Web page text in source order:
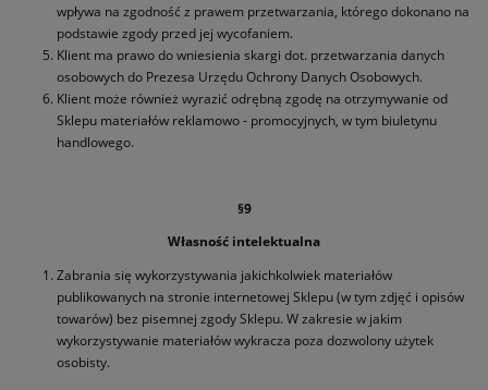
wpływa na zgodność z prawem przetwarzania, którego dokonano na
podstawie zgody przed jej wycofaniem.
Klient ma prawo do wniesienia skargi dot. przetwarzania danych
osobowych do Prezesa Urzędu Ochrony Danych Osobowych.
Klient może również wyrazić odrębną zgodę na otrzymywanie od
Sklepu materiałów reklamowo - promocyjnych, w tym biuletynu
handlowego.
§9
Własność intelektualna
Zabrania się wykorzystywania jakichkolwiek materiałów
publikowanych na stronie internetowej Sklepu (w tym zdjęć i opisów
towarów) bez pisemnej zgody Sklepu. W zakresie w jakim
wykorzystywanie materiałów wykracza poza dozwolony użytek
osobisty.